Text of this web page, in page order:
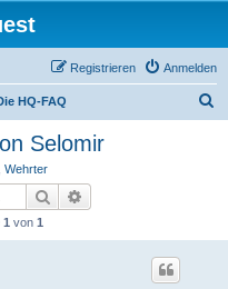
Anmelden
Registrieren
HQ-FAQ
Selomir
Wehrter
Suche
1 von 1